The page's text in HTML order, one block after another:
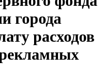
города
расходов